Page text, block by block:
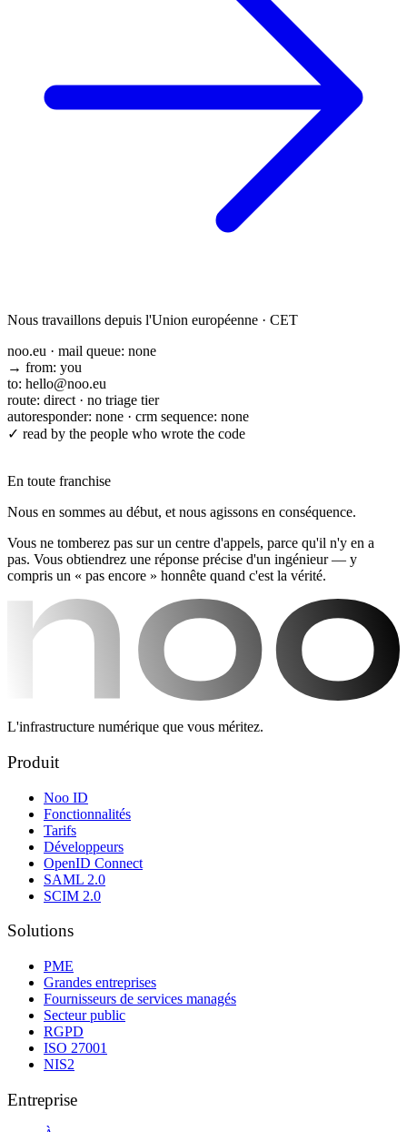
Nous travaillons depuis l'Union européenne · CET
noo.eu · mail queue: none
→ from: you
to: hello@noo.eu
route: direct · no triage tier
autoresponder: none · crm sequence: none
✓ read by the people who wrote the code
En toute franchise
Nous en sommes au début, et nous agissons en conséquence.
Vous ne tomberez pas sur un centre d'appels, parce qu'il n'y en a
pas. Vous obtiendrez une réponse précise d'un ingénieur — y
compris un « pas encore » honnête quand c'est la vérité.
L'infrastructure numérique que vous méritez.
Produit
Noo ID
Fonctionnalités
Tarifs
Développeurs
OpenID Connect
SAML 2.0
SCIM 2.0
Solutions
PME
Grandes entreprises
Fournisseurs de services managés
Secteur public
RGPD
ISO 27001
NIS2
Entreprise